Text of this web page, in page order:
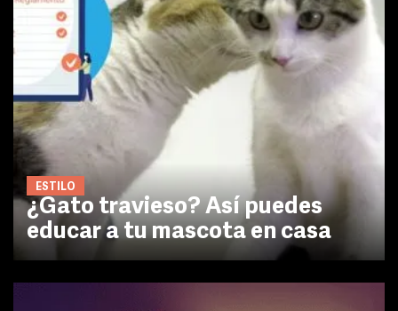
ESTILO
¿Gato travieso? Así puedes
educar a tu mascota en casa